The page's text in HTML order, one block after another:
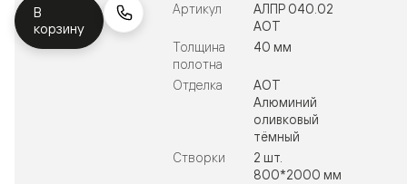
В
корзину
Артикул
АЛПР 040.02
АОТ
Толщина
полотна
40 мм
Отделка
АОТ
Алюминий
оливковый
тёмный
Створки
2 шт.
800*2000 мм